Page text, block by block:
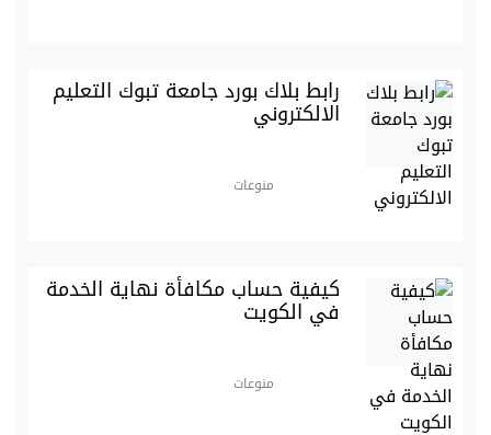
رابط بلاك بورد جامعة تبوك التعليم
الالكتروني
منوعات
كيفية حساب مكافأة نهاية الخدمة
في الكويت
منوعات